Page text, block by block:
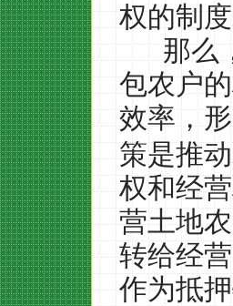
权的制
那么
包农户
效率，
策是推
权和经
营土地
转给经
作为抵